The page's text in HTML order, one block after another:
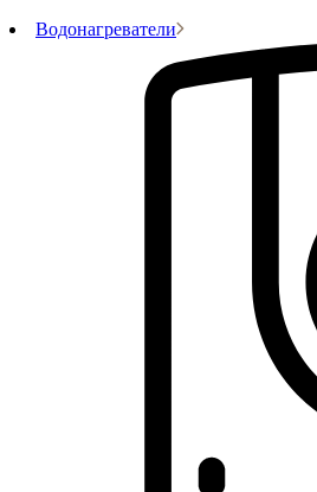
Водонагреватели